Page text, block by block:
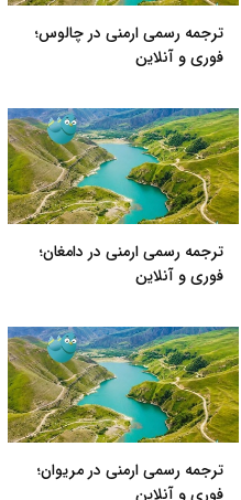
ترجمه رسمی ارمنی در چالوس؛
فوری و آنلاین
ترجمه رسمی ارمنی در دامغان؛
فوری و آنلاین
ترجمه رسمی ارمنی در مریوان؛
فوری و آنلاین